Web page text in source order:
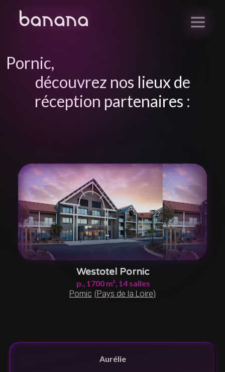
Pornic,
découvrez nos lieux de
réception partenaires :
Westotel Pornic
p., 1700 m², 14 salles
Pornic (Pays de la Loire)
Aurélie